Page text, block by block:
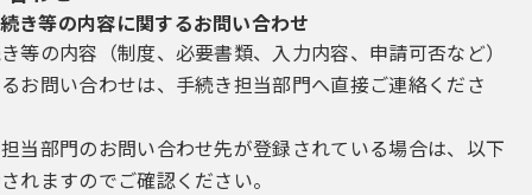
き等の内容に関するお問い合わせ
等の内容（制度、必要書類、入力内容、申請可否など）
お問い合わせは、手続き担当部門へ直接ご連絡くださ
当部門のお問い合わせ先が登録されている場合は、以下
れますのでご確認ください。